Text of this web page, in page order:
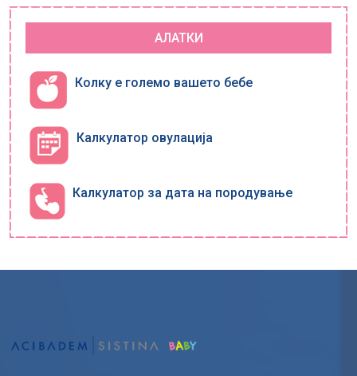
АЛАТКИ
Колку е големо вашето бебе
Калкулатор овулација
Калкулатор за дата на породување